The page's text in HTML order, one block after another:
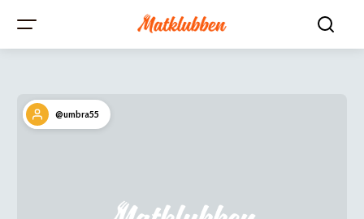
@umbra55